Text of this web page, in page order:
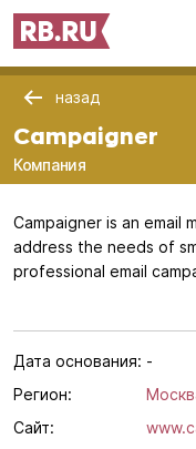
назад
Campaigner
Компания
Campaigner is an email
address the needs of
professional email
Дата основания: -
Регион:
Сайт: